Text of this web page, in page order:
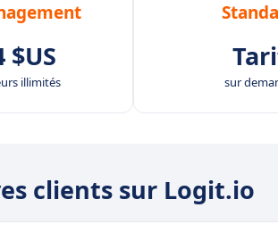
$US
illimités sur
clients sur Logit.io